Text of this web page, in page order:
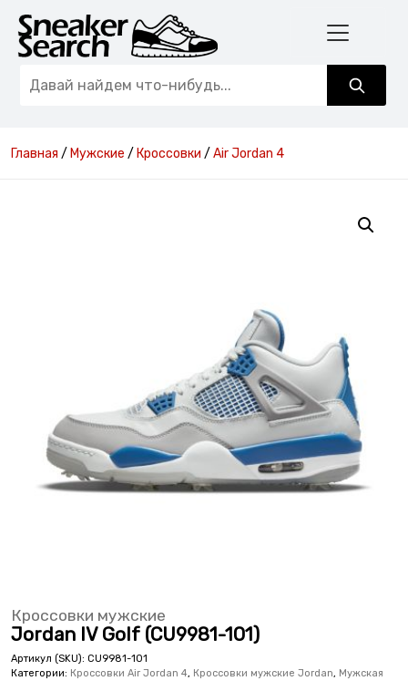
Главная / Мужские / Кроссовки / Air Jordan 4
Кроссовки мужские
Jordan IV Golf (CU9981-101)
Артикул (SKU): CU9981-101
Категории: Кроссовки Air Jordan 4, Кроссовки мужские Jordan, Мужская